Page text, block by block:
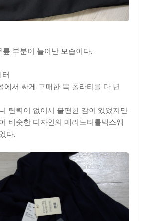
릎 부분이 늘어난 모습이다.
터
에서 싸게 구매한 목 폴라티를 다 년
탄력이 없어서 불편한 감이 있었지만
비슷한 디자인의 메리노터틀넥스웨
다.